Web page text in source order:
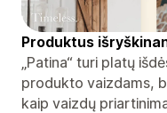
Produktus
„Patina“ turi platų
produkto vaizdams,
kaip vaizdų